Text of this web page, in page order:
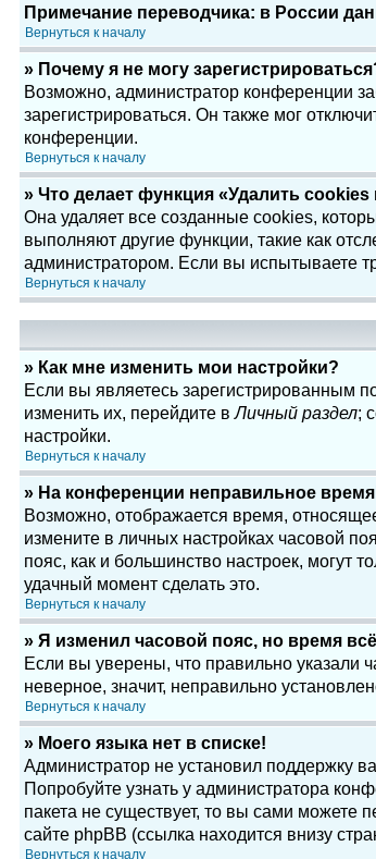
Примечание переводчика: в России
Вернуться к началу
» Почему я не могу
Возможно, администратор конференции
зарегистрироваться. Он также мог
конференции.
Вернуться к началу
» Что делает функция «Удалить
Она удаляет все созданные cookies,
выполняют другие функции, такие как
администратором. Если вы испытываете
Вернуться к началу
» Как мне изменить мои настройки?
Если вы являетесь зарегистрированным
изменить их, перейдите вЛичный раздел;
настройки.
Вернуться к началу
» На конференции неправильное
Возможно, отображается время,
измените в личных настройках часовой
пояс, как и большинство настроек, могут
удачный момент сделать это.
Вернуться к началу
» Я изменил часовой пояс, но время
Если вы уверены, что правильно указали
неверное, значит, неправильно
Вернуться к началу
» Моего языка нет в списке!
Администратор не установил поддержку
Попробуйте узнать у администратора
пакета не существует, то вы сами
сайте phpBB (ссылка находится внизу
Вернуться к началу